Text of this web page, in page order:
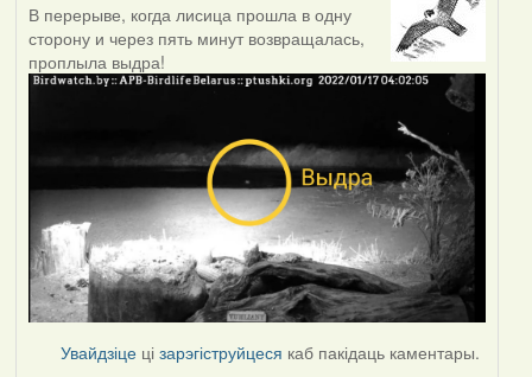
В перерыве, когда лисица прошла в одну
сторону и через пять минут возвращалась,
проплыла выдра!
Увайдзіце цізарэгіструйцеся каб пакідаць каментары.